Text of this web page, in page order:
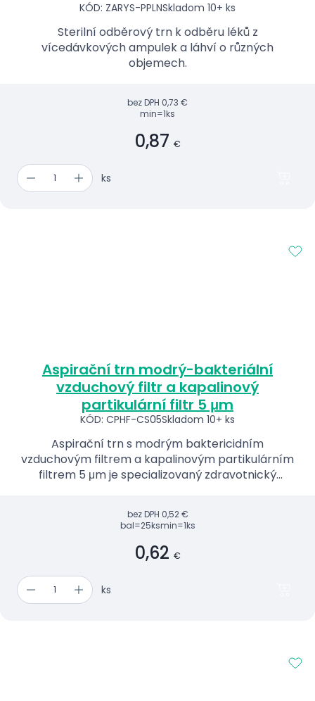
KÓD: ZARYS-PPLNSkladom 10+ ks
Sterilní odběrový trn k odběru léků z
vícedávkových ampulek a láhví o různých
objemech.
bez DPH 0,73 €
min=1ks
0,87 €
ks
Aspirační trn modrý-bakteriální
vzduchový filtr a kapalinový
partikulární filtr 5 μm
KÓD: CPHF-CS05Skladom 10+ ks
Aspirační trn s modrým baktericidním
vzduchovým filtrem a kapalinovým partikulárním
filtrem 5 μm je specializovaný zdravotnický
bez DPH 0,52 €
bal=25ksmin=1ks
0,62 €
ks